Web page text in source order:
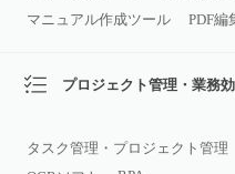
マニュアル作成ツール
PDF編
プロジェクト管理・業務
タスク管理・プロジェクト管理